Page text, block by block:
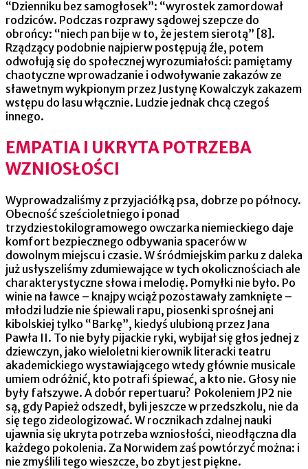
“Dzienniku bez samogłosek”: “wyrostek zamordował
rodziców. Podczas rozprawy sądowej szepcze do
obrońcy: “niech pan bije w to, że jestem sierotą” [8].
Rządzący podobnie najpierw postępują źle, potem
odwołują się do społecznej wyrozumiałości: pamiętamy
chaotyczne wprowadzanie i odwoływanie zakazów ze
sławetnym wykpionym przez Justynę Kowalczyk zakazem
wstępu do lasu włącznie. Ludzie jednak chcą czegoś
innego.
EMPATIA I UKRYTA POTRZEBA
WZNIOSŁOŚCI
Wyprowadzaliśmy z przyjaciółką psa, dobrze po północy.
Obecność sześcioletniego i ponad
trzydziestokilogramowego owczarka niemieckiego daje
komfort bezpiecznego odbywania spacerów w
dowolnym miejscu i czasie. W śródmiejskim parku z daleka
już usłyszeliśmy zdumiewające w tych okolicznościach ale
charakterystyczne słowa i melodię. Pomyłki nie było. Po
winie na ławce – knajpy wciąż pozostawały zamknięte –
młodzi ludzie nie śpiewali rapu, piosenki sprośnej ani
kibolskiej tylko “Barkę”, kiedyś ulubioną przez Jana
Pawła II. To nie były pijackie ryki, wybijał się głos jednej z
dziewczyn, jako wieloletni kierownik literacki teatru
akademickiego wystawiającego wtedy głównie musicale
umiem odróżnić, kto potrafi śpiewać, a kto nie. Głosy nie
były fałszywe. A dobór repertuaru? Pokoleniem JP2 nie
są, gdy Papież odszedł, byli jeszcze w przedszkolu, nie da
się tego zideologizować. W rocznikach zdalnej nauki
ujawnia się ukryta potrzeba wzniosłości, nieodłączna dla
każdego pokolenia. Za Norwidem zaś powtórzyć można: i
nie zmyślili tego wieszcze, bo zbyt jest piękne.